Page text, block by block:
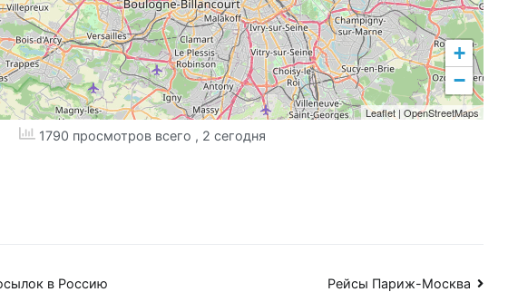
+
−
Leaflet | OpenStreetMaps
1790 просмотров всего , 2 сегодня
в Россию Рейсы Париж-Москва